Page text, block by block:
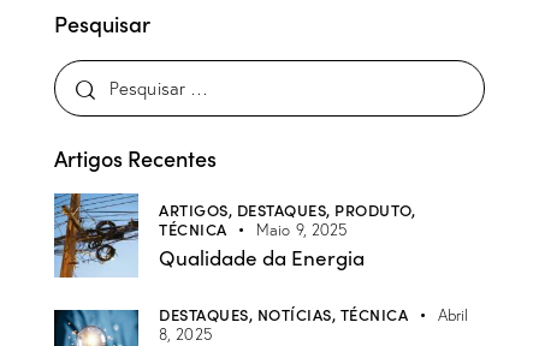
Pesquisar
Artigos Recentes
ARTIGOS, DESTAQUES, PRODUTO,
TÉCNICA
Maio 9, 2025
Qualidade da Energia
DESTAQUES, NOTÍCIAS, TÉCNICA
Abril
8, 2025